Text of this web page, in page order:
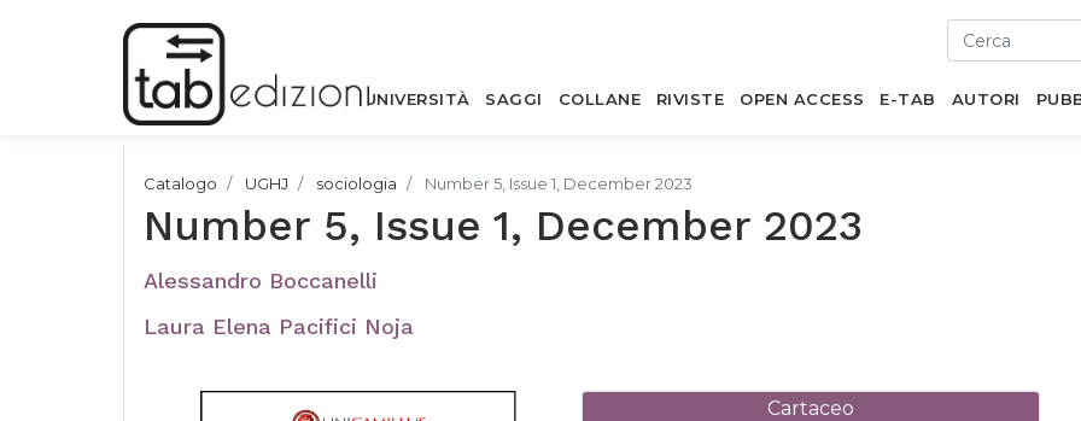
UNIVERSITÀ SAGGI COLLANE RIVISTE OPEN ACCESS E-TAB AUTORI
Catalogo UGHJ sociologia Number 5, Issue 1, December 2023
Number 5, Issue 1, December 2023
Alessandro Boccanelli
Laura Elena Pacifici Noja
Cartaceo